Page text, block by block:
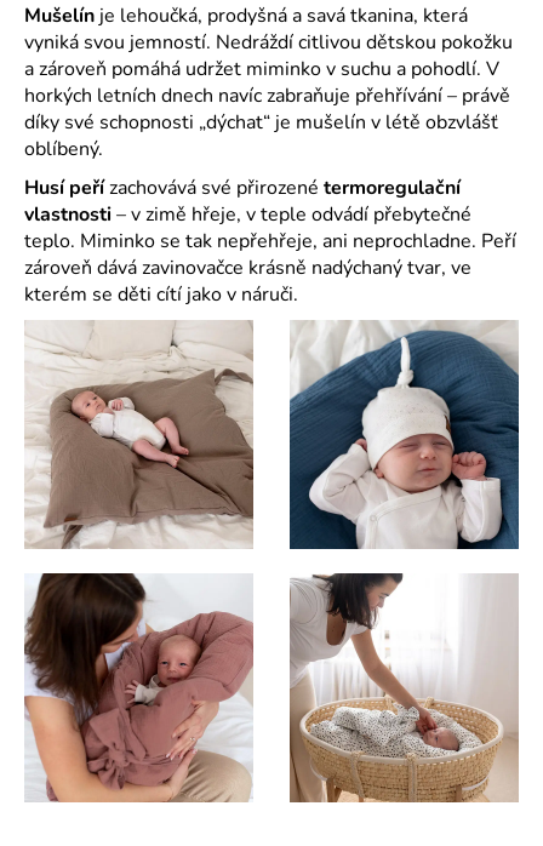
Mušelín je lehoučká, prodyšná a savá tkanina, která
vyniká svou jemností. Nedráždí citlivou dětskou pokožku
a zároveň pomáhá udržet miminko v suchu a pohodlí. V
horkých letních dnech navíc zabraňuje přehřívání – právě
díky své schopnosti „dýchat“ je mušelín v létě obzvlášť
oblíbený.
Husí peřízachovává své přirozené termoregulační
vlastnosti– v zimě hřeje, v teple odvádí přebytečné
teplo. Miminko se tak nepřehřeje, ani neprochladne. Peří
zároveň dává zavinovačce krásně nadýchaný tvar, ve
kterém se děti cítí jako v náruči.